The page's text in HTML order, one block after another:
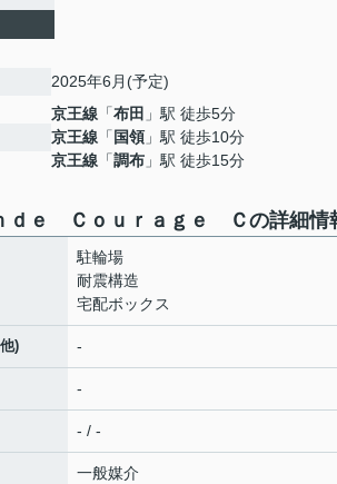
2025年6月(予定)
京王線 「布田 」駅 徒歩5分
京王線 「 国領」駅 徒歩10分
京王線 「調布 」駅 徒歩15分
ｄｅ Ｃｏｕｒａｇｅ Ｃの詳細情
駐輪場
耐震構造
宅配ボックス
) -
-
- / -
一般媒介